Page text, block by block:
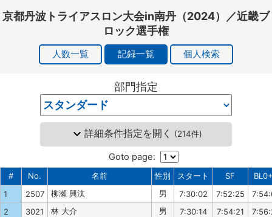
京都丹波トライアスロン大会in南丹（2024）／近畿ブ
ロック選手権
人数一覧 記録一覧 個人検索
部門指定
詳細条件指定を開く (214件)
Goto page:
# No. 名前 性別 スタート SF
1
2507 柳瀬 興汰 男 7:30:02 7:52:25
2
3021 林 大介 男 7:30:14 7:54:21